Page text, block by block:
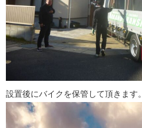
設置後にバイクを保管して頂きます。